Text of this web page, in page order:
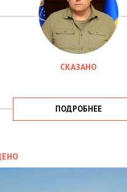
СКАЗАНО
ПОДРОБНЕЕ